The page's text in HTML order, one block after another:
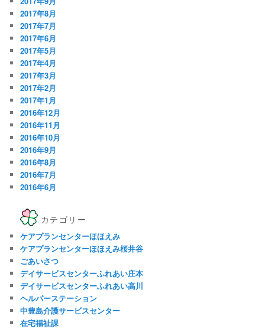
2017年8月
2017年7月
2017年6月
2017年5月
2017年4月
2017年3月
2017年2月
2017年1月
2016年12月
2016年11月
2016年10月
2016年9月
2016年8月
2016年7月
2016年6月
カテゴリー
ケアプランセンターほほえみ
ケアプランセンターほほえみ桜井谷
ごあいさつ
デイサービスセンターふれあい庄本
デイサービスセンターふれあい高川
ヘルパーステーション
中豊島介護サービスセンター
在宅福祉課